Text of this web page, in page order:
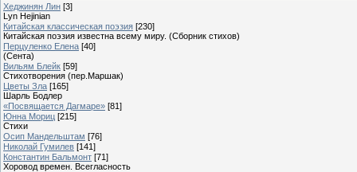
Хеджинян Лин [3]
Lyn Hejinian
Китайская классическая поэзия [230]
Китайская поэзия известна всему миру. (Сборник стихов)
Перцуленко Елена [40]
(Сента)
Вильям Блейк [59]
Стихотворения (пер.Маршак)
Цветы Зла [165]
Шарль Бодлер
«Посвящается Дагмаре» [81]
Юнна Мориц [215]
Стихи
Осип Мандельштам [76]
Николай Гумилев [141]
Константин Бальмонт [71]
Хоровод времен. Всегласность